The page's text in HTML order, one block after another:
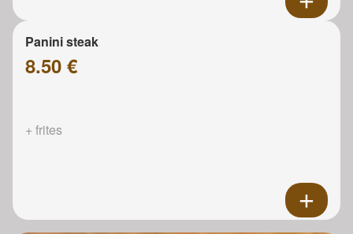
Panini steak
8.50 €
+ frites